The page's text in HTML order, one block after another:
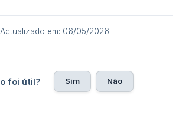
Actualizado em: 06/05/2026
foi útil? Sim Não